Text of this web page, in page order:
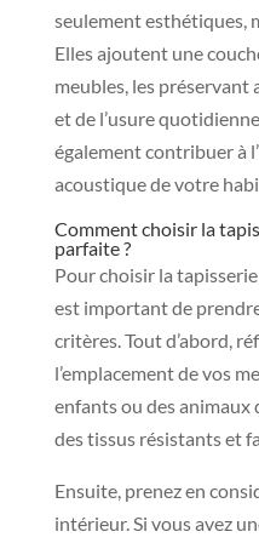
seulement esthétiques,
Elles ajoutent une
meubles, les préservant
et de l’usure
également contribuer à
acoustique de votre
Comment choisir la
parfaite ?
Pour choisir la
est important de
critères. Tout d’abord,
l’emplacement de vos
enfants ou des
des tissus résistants et
Ensuite, prenez en
intérieur. Si vous avez